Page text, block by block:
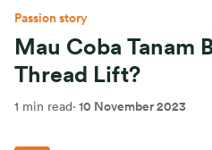
Passion story
Mau Coba Tanam
Thread Lift?
1 min read · 10 November 2023